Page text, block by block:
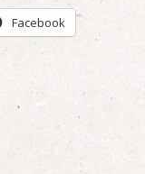
Facebook